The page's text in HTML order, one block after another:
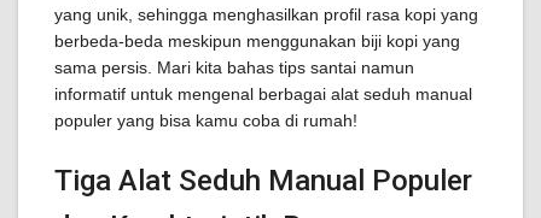
yang unik, sehingga menghasilkan profil rasa kopi yang
berbeda-beda meskipun menggunakan biji kopi yang
sama persis. Mari kita bahas tips santai namun
informatif untuk mengenal berbagai alat seduh manual
populer yang bisa kamu coba di rumah!
Tiga Alat Seduh Manual Populer